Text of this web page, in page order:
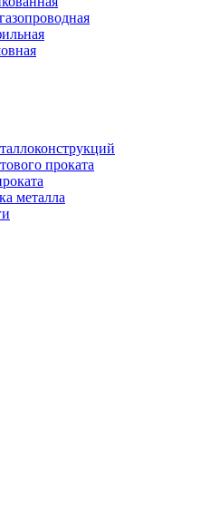
проката
металла